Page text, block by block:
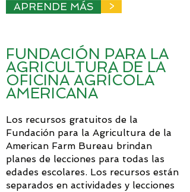
APRENDE MÁS >
FUNDACIÓN PARA LA
AGRICULTURA DE LA
OFICINA AGRÍCOLA
AMERICANA
Los recursos gratuitos de la
Fundación para la Agricultura de la
American Farm Bureau brindan
planes de lecciones para todas las
edades escolares. Los recursos están
separados en actividades y lecciones